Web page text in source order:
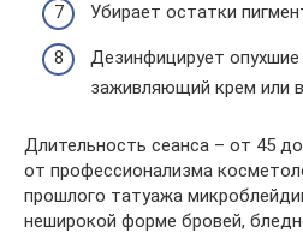
Убирает остатки
Дезинфицирует опухшие
заживляющий крем или
Длительность сеанса – от 45
от профессионализма
прошлого татуажа
неширокой форме бровей,